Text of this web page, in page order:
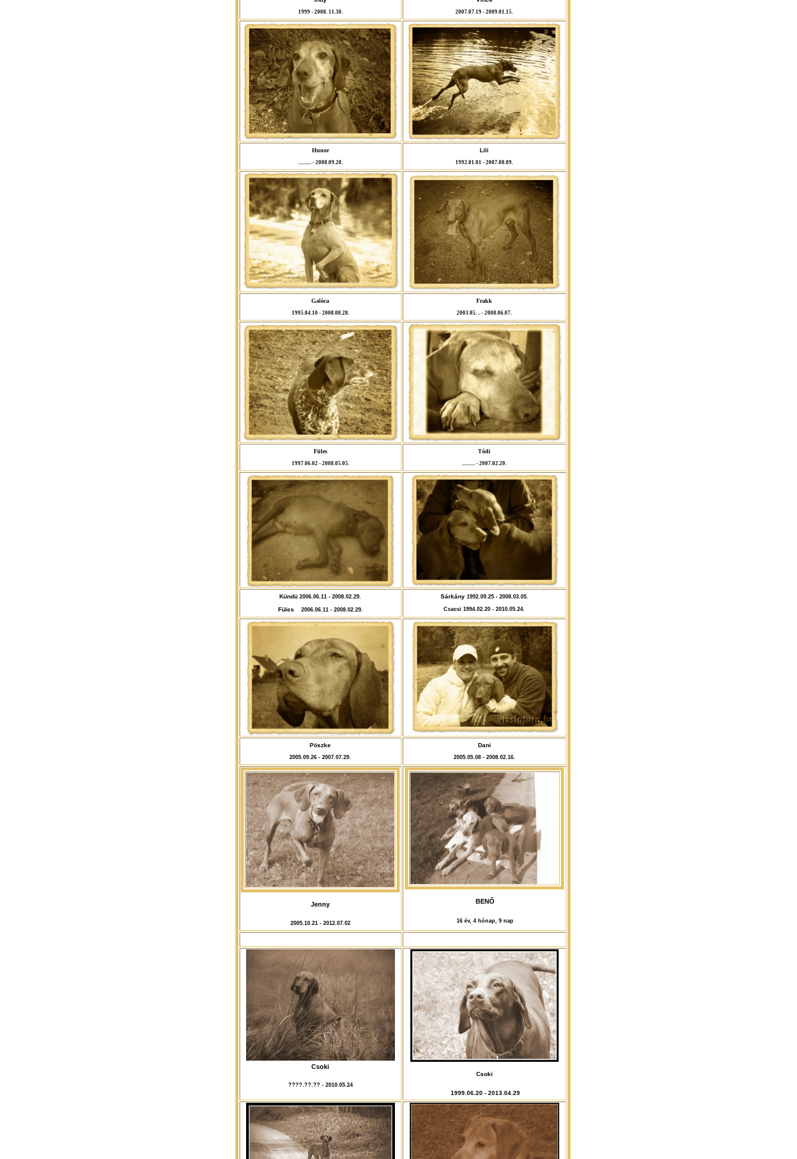
1999 - 2008. 11.30. 2007.07.19 - 2009.01.15.
Hunor
........... - 2008.09.20.
Lili
1992.01.01 - 2007.08.09.
Galóca
1995.04.10 - 2008.08.28.
Frakk
2003.05. .. - 2008.06.07.
Füles
1997.06.02 - 2008.05.05.
Tódi
- 2007.02.20.
Kündü 2006.06.11 - 2008.02.29.
Füles 2006.06.11 - 2008.02.29.
Sárkány 1992.09.25 - 2008.03.05.
Csacsi 1994.02.20 - 2010.05.24.
Pöszke
2005.09.26 - 2007.07.29.
Dani
2005.05.08 - 2008.02.16.
Jenny
2005.10.21 - 2012.07.02
BENŐ
16 év, 4 hónap, 9 nap
Csoki
????.??.?? - 2010.05.24
Csoki
1999.06.20 - 2013.04.29